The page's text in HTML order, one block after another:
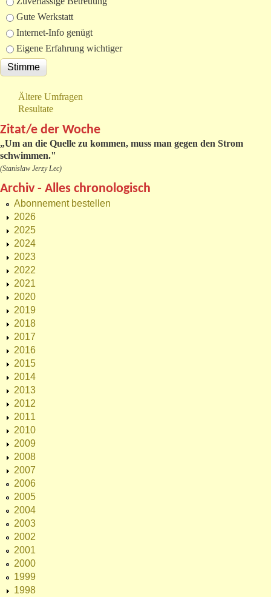
Gute Werkstatt
Internet-Info genügt
Eigene Erfahrung wichtiger
Ältere Umfragen
Resultate
Zitat/e der Woche
„Um an die Quelle zu kommen, muss man gegen den Strom
schwimmen."
(Stanislaw Jerzy Lec)
Archiv - Alles chronologisch
Abonnement bestellen
2026
2025
2024
2023
2022
2021
2020
2019
2018
2017
2016
2015
2014
2013
2012
2011
2010
2009
2008
2007
2006
2005
2004
2003
2002
2001
2000
1999
1998